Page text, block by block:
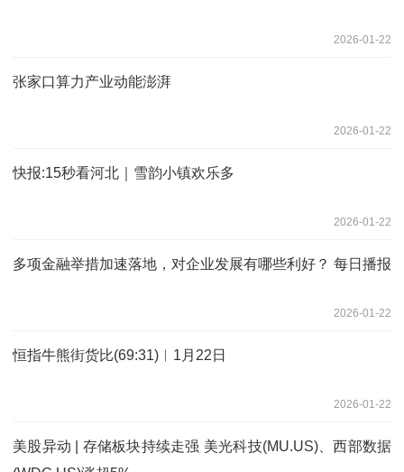
2026-01-22
张家口算力产业动能澎湃
2026-01-22
快报:15秒看河北｜雪韵小镇欢乐多
2026-01-22
多项金融举措加速落地，对企业发展有哪些利好？ 每日播报
2026-01-22
恒指牛熊街货比(69:31)︱1月22日
2026-01-22
美股异动 | 存储板块持续走强 美光科技(MU.US)、西部数据